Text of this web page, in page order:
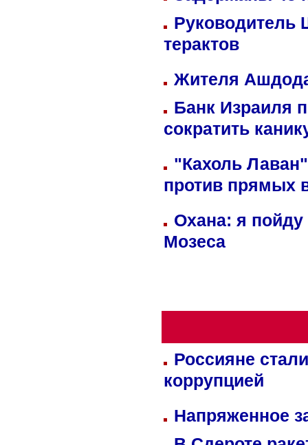
Руководитель
терактов
Жителя
Банк Израиля
сократить
"Кахоль
против прямых
Охана: я пойду
Мозеса
Россияне
коррупцией
Напряженное